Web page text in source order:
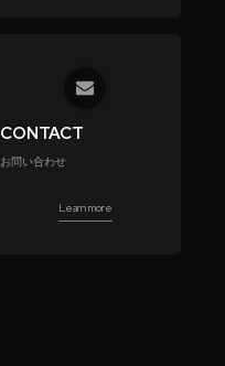
CONTACT
お問い合わせ
Learn more